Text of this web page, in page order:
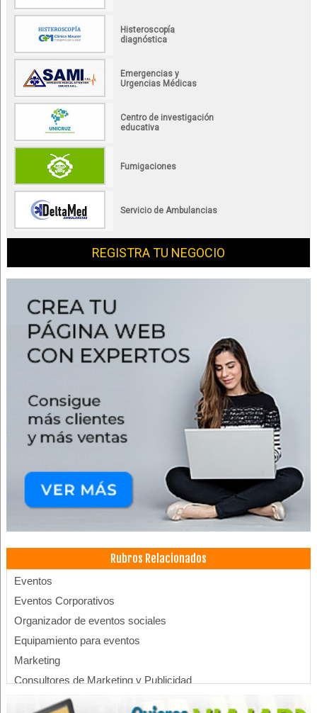
Histeroscopía
diagnóstica
Emergencias y
Urgencias Médicas
Centro de investigación
educativa
Fumigaciones
Servicio de Ambulancias
REGISTRA TU NEGOCIO
Rubros Relacionados
Eventos
Eventos Corporativos
Organizador de eventos sociales
Equipamiento para eventos
Marketing
Consultores de Marketing y Publicidad
Servicios Empresariales